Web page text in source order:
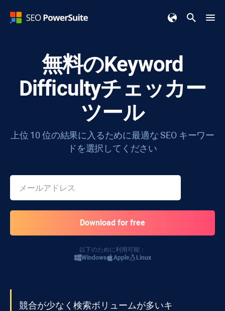
無料のKeyword
Difficultyチェッカー
ツール
上位 10 位の結果に入るために最適な SEO キーワー
ドを選択してください
以下のために利用可能：
Windows
Apple Linux
競合が少なく検索ボリュームが多いキ